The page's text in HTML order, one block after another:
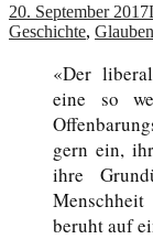
20. September 2017
Geschichte, Glauben
«Der
eine so
gern ein,
ihre
beruht auf